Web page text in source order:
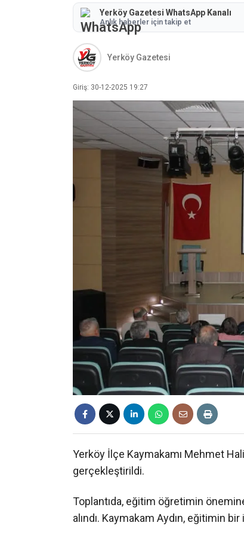
Yerköy Gazetesi WhatsApp Kanalı
Anlık haberler için takip et
Yerköy Gazetesi
Giriş: 30-12-2025 19:27
Yerköy İlçe Kaymakamı Mehmet
gerçekleştirildi.
Toplantıda, eğitim öğretimin
alındı. Kaymakam Aydın, eğitimin